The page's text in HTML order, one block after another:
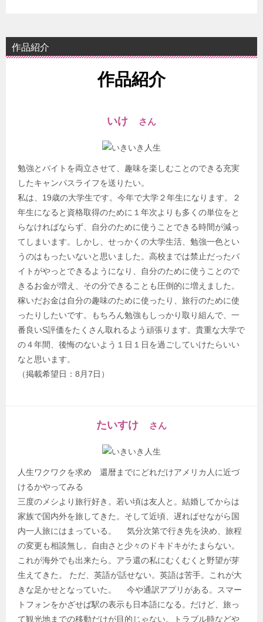
作品紹介
作品紹介
いけ さん
勉強とバイトを両立させて、趣味を楽しむことのできる充実
したキャンパスライフを送りたい。
私は、19歳の大学生です。今年で大学２年生になります。２
年生になると資格取得のために１年次よりも多くの単位をと
らなければならず、自分のために使うことできる時間が減っ
てしまいます。しかし、せっかくの大学生活、勉強一色とい
うのはもったいないと思いました。高校までは禁止だったバ
イトがやっとできるようになり、自分のために使うことので
きるお金が増え、その分できることも圧倒的に増えました。
稼いだお金は自分の趣味のために使ったり、旅行のために使
ったりしたいです。もちろん勉強もしっかり取り組んで、一
番良いS評価をたくさん取れるよう頑張ります。貴重な大学で
の４年間、後悔のないよう１日１日を過ごしていけたらいい
なと思います。
（掲載希望日：8月7日）
たいすけ さん
人生ワクワクを求め 還暦までにどれだけアメリカ人に近づ
けるかやってみる
三度のメシより旅行好き。若い頃は友人と。結婚してからは
家族で国内外を旅してきた。そして近頃、遅ればせながら国
内一人旅にはまっている。 気分次第で行き先を決め、旅程
の変更も相談無し。自由さと少々のドキドキがたまらない。
これが海外でも出来たら。アラ還の私にむくむくと野望が芽
生えてきた。 ただ、英語が話せない。英語は苦手。これが大
きな足かせとなっていた。 今や通訳アプリがある。スマー
トフォンをかざせば駅の表示も日本語になる。だけど、旅っ
て観光地までの移動だけが目的じゃない。トラブル時などや